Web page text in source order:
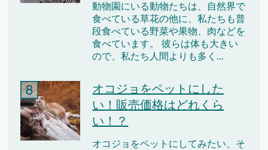
動物園にいる動物たちは、自然界で
食べている草花の他に、私たちも普
段食べている野菜や果物、肉などを
食べています。 彼らは体も大きい
ので、私たち人間よりも多く...
オコジョをペットにした
い！販売価格はどれくら
い！？
オコジョをペットにしてみたい、そ